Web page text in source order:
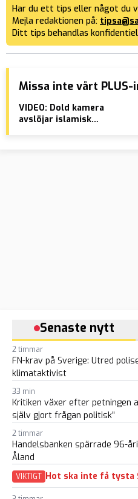
Har du ett tips eller något du
Mejla redaktionen på:
Ditt tips behandlas
Missa inte vårt PLUS-
VIDEO: Dold kamera
avslöjar islamisk
Senaste nytt
2 timmar
FN-krav på Sverige: Utred
klimataktivist
33 min
Kritiken växer efter petningen
själv gjort frågan politisk”
2 timmar
Handelsbanken spärrade 96-
Åland
VIKTIGT Hot ska inte få tysta